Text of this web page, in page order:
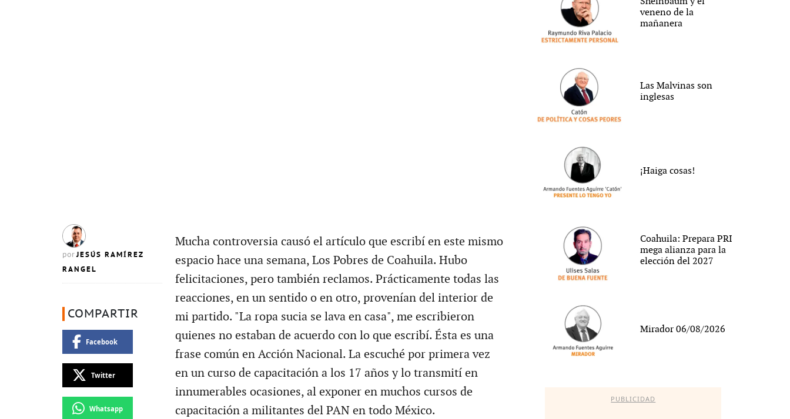
porJESÚS RAMÍREZ
RANGEL
COMPARTIR
Facebook
Twitter
Whatsapp
Mucha controversia causó el artículo que escribí en este mismo
espacio hace una semana, Los Pobres de Coahuila. Hubo
felicitaciones, pero también reclamos. Prácticamente todas las
reacciones, en un sentido o en otro, provenían del interior de
mi partido. "La ropa sucia se lava en casa", me escribieron
quienes no estaban de acuerdo con lo que escribí. Ésta es una
frase común en Acción Nacional. La escuché por primera vez
en un curso de capacitación a los 17 años y lo transmití en
innumerables ocasiones, al exponer en muchos cursos de
capacitación a militantes del PAN en todo México.
veneno de la
mañanera
Las Malvinas son
inglesas
¡Haiga cosas!
Coahuila: Prepara PRI
mega alianza para la
elección del 2027
Mirador 06/08/2026
PUBLICIDAD